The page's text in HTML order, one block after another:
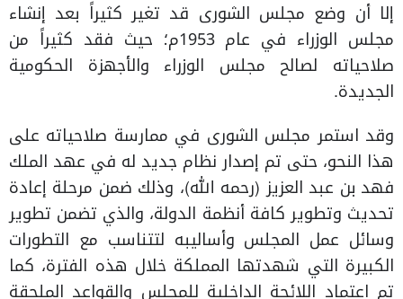
إلا أن وضع مجلس الشورى قد تغير كثيراً بعد إنشاء
مجلس الوزراء في عام 1953م؛ حيث فقد كثيراً من
صلاحياته لصالح مجلس الوزراء والأجهزة الحكومية
الجديدة.
وقد استمر مجلس الشورى في ممارسة صلاحياته على
هذا النحو، حتى تم إصدار نظام جديد له في عهد الملك
فهد بن عبد العزيز (رحمه الله)، وذلك ضمن مرحلة إعادة
تحديث وتطوير كافة أنظمة الدولة، والذي تضمن تطوير
وسائل عمل المجلس وأساليبه لتتناسب مع التطورات
الكبيرة التي شهدتها المملكة خلال هذه الفترة، كما
تم اعتماد اللائحة الداخلية للمجلس والقواعد الملحقة